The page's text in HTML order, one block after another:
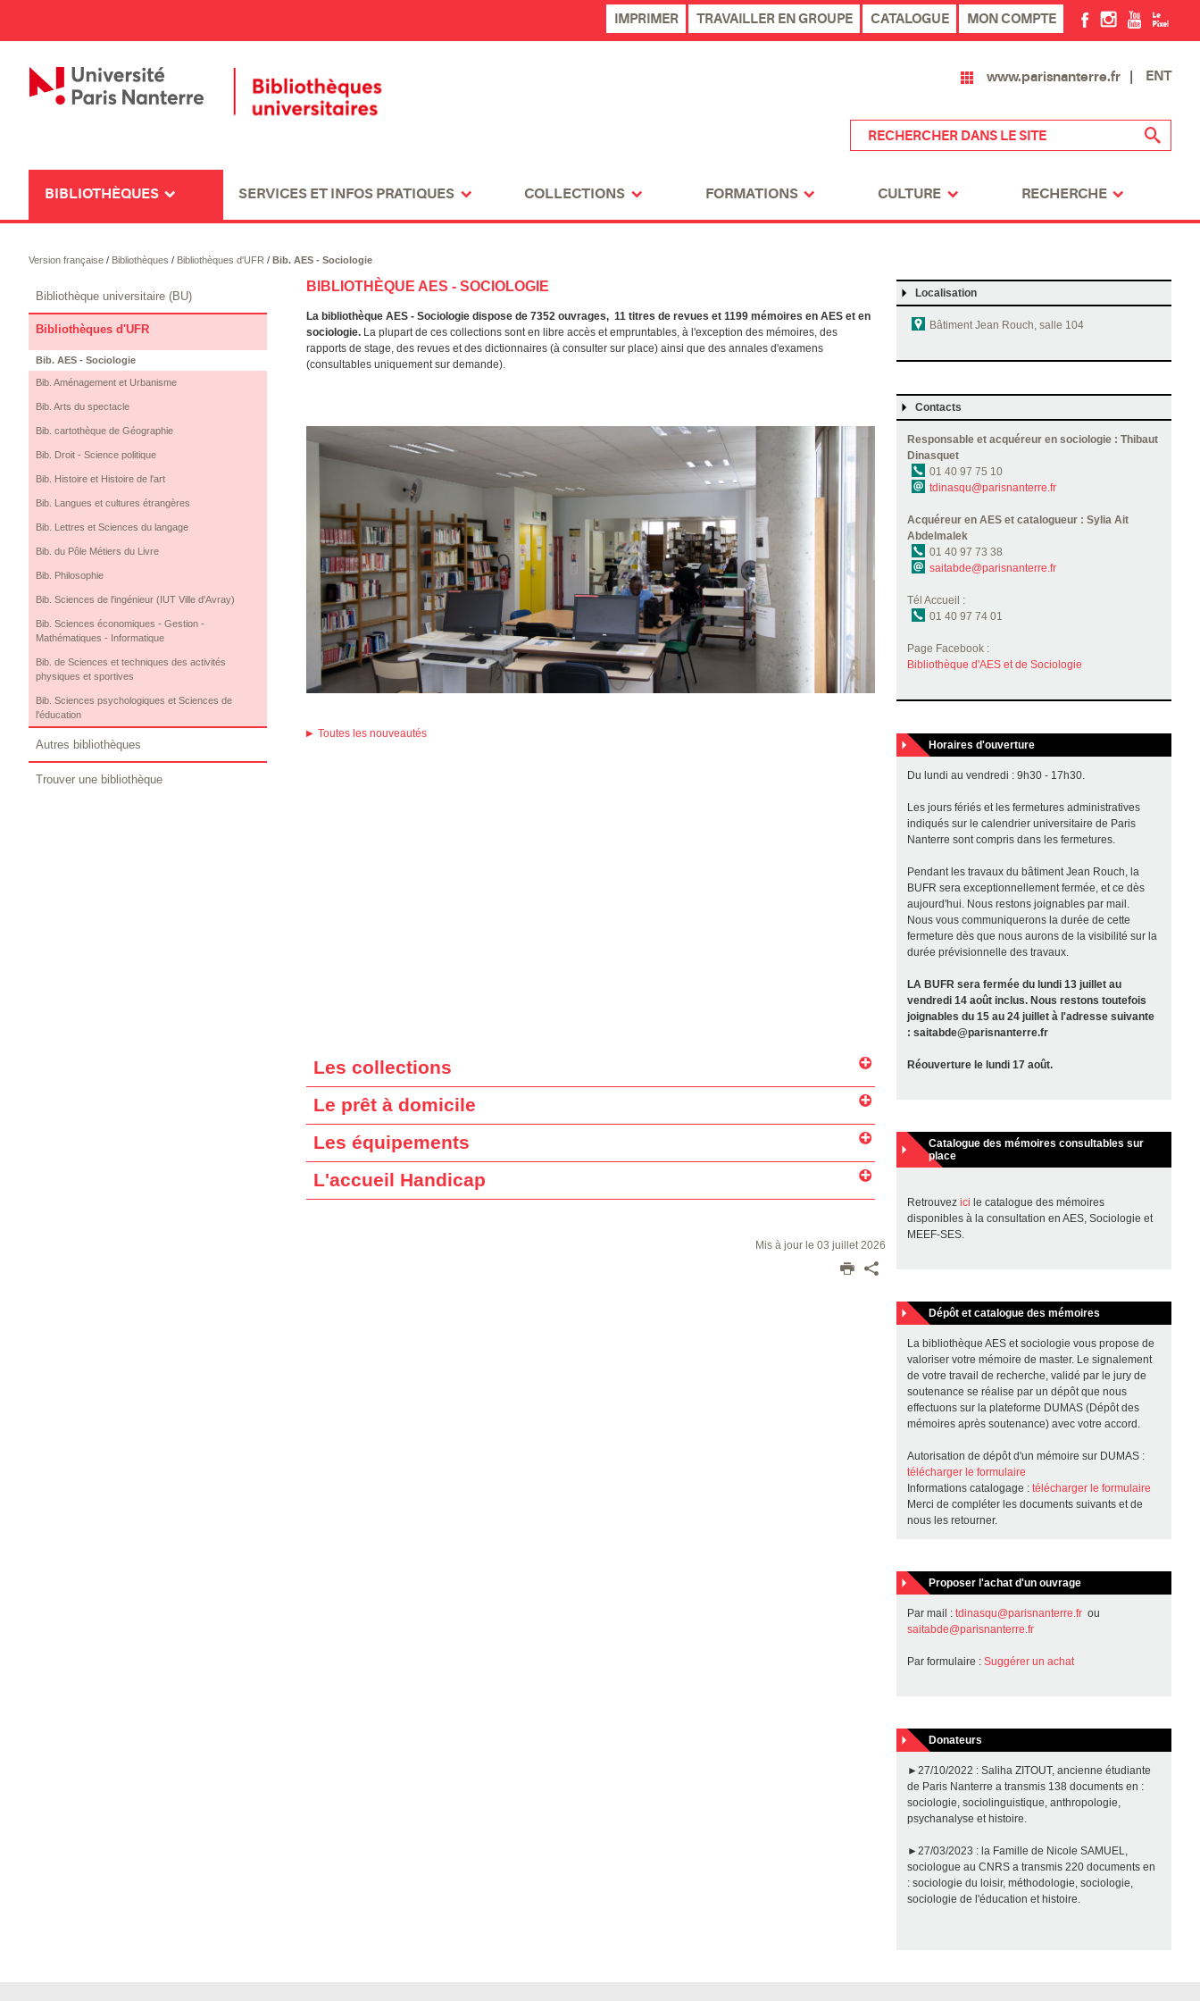
IMPRIMER TRAVAILLER EN GROUPE CATALOGUE MON COMPTE
www.parisnanterre.fr ENT
BIBLIOTHÈQUES SERVICES ET INFOS PRATIQUES COLLECTIONS FORMATIONS CULTURE RECHERCHE
Version française/ Bibliothèques/ Bibliothèques d'UFR/ Bib. AES - Sociologie
BIBLIOTHÈQUE AES - SOCIOLOGIE
La bibliothèque AES - Sociologie dispose de 7352 ouvrages, 11 titres de revues et 1199 mémoires en AES et en
sociologie. La plupart de ces collections sont en libre accès et empruntables, à l'exception des mémoires, des
rapports de stage, des revues et des dictionnaires (à consulter sur place) ainsi que des annales d'examens
(consultables uniquement sur demande).
Toutes les nouveautés
Les collections
Le prêt à domicile
Les équipements
L'accueil Handicap
Mis à jour le 03 juillet 2026
Localisation
Bâtiment Jean Rouch , salle 104
Contacts
Responsable et acquéreur en sociologie : Thibaut
Dinasquet
01 40 97 75 10
tdinasqu@parisnanterre.fr
Acquéreur en AES et catalogueur : Sylia Ait
Abdelmalek
01 40 97 73 38
saitabde@parisnanterre.fr
Tél Accueil :
01 40 97 74 01
Page Facebook :
Bibliothèque d'AES et de Sociologie
Horaires d'ouverture
Du lundi au vendredi : 9h30 - 17h30.
Les jours fériés et les fermetures administratives
indiqués sur le calendrier universitaire de Paris
Nanterre sont compris dans les fermetures.
Pendant les travaux du bâtiment Jean Rouch, la
BUFR sera exceptionnellement fermée, et ce dès
aujourd'hui. Nous restons joignables par mail.
Nous vous communiquerons la durée de cette
fermeture dès que nous aurons de la visibilité sur la
durée prévisionnelle des travaux.
LA BUFR sera fermée du lundi 13 juillet au
vendredi 14 août inclus. Nous restons toutefois
joignables du 15 au 24 juillet à l'adresse suivante
: saitabde@parisnanterre.fr
Réouverture le lundi 17 août.
Catalogue des mémoires consultables sur
place
Retrouvez ici le catalogue des mémoires
disponibles à la consultation en AES, Sociologie et
MEEF-SES.
Dépôt et catalogue des mémoires
La bibliothèque AES et sociologie vous propose de
valoriser votre mémoire de master. Le signalement
de votre travail de recherche, validé par le jury de
soutenance se réalise par un dépôt que nous
effectuons sur la plateforme DUMAS (Dépôt des
mémoires après soutenance) avec votre accord.
Autorisation de dépôt d'un mémoire sur DUMAS :
télécharger le formulaire
Informations catalogage : télécharger le formulaire
Merci de compléter les documents suivants et de
nous les retourner.
Proposer l'achat d'un ouvrage
Par mail : tdinasqu@parisnanterre.frou
saitabde@parisnanterre.fr
Par formulaire : Suggérer un achat
Donateurs
►27/10/2022 : Saliha ZITOUT, ancienne étudiante
de Paris Nanterre a transmis 138 documents en :
sociologie, sociolinguistique, anthropologie,
psychanalyse et histoire.
►27/03/2023 : la Famille de Nicole SAMUEL,
sociologue au CNRS a transmis 220 documents en
: sociologie du loisir, méthodologie, sociologie,
sociologie de l'éducation et histoire.
Bibliothèque universitaire (BU)
Bibliothèques d'UFR
Bib. AES - Sociologie
Bib. Aménagement et Urbanisme
Bib. Arts du spectacle
Bib. cartothèque de Géographie
Bib. Droit - Science politique
Bib. Histoire et Histoire de l'art
Bib. Langues et cultures étrangères
Bib. Lettres et Sciences du langage
Bib. du Pôle Métiers du Livre
Bib. Philosophie
Bib. Sciences de l'ingénieur (IUT Ville d'Avray)
Bib. Sciences économiques - Gestion -
Mathématiques - Informatique
Bib. de Sciences et techniques des activités
physiques et sportives
Bib. Sciences psychologiques et Sciences de
l'éducation
Autres bibliothèques
Trouver une bibliothèque